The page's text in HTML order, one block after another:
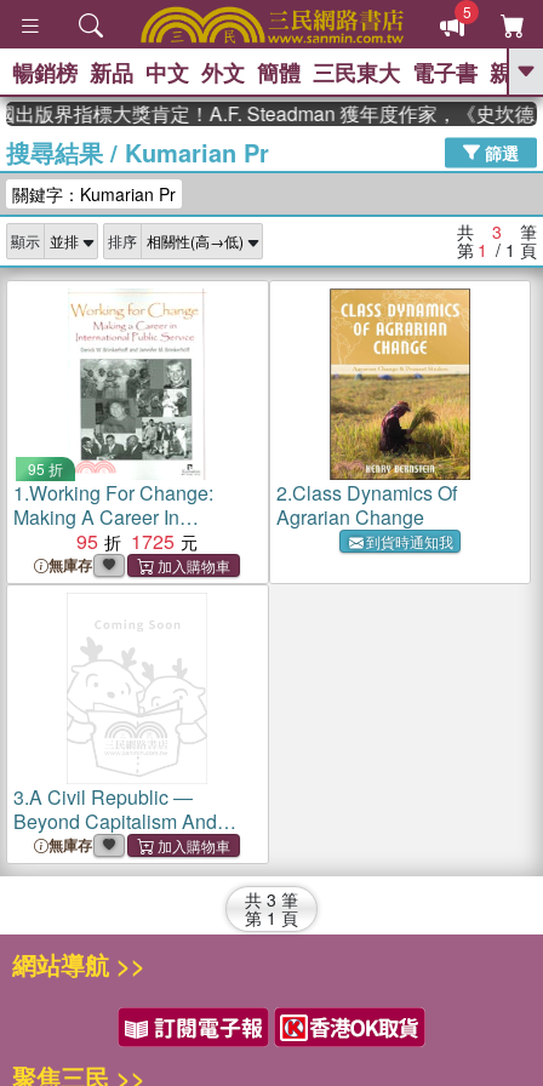
5
GO
熱搜： 高希均教授回憶錄
、 The Odyssey 、 父親節 、 如果歷
獎 臺灣漫遊錄 、 方念華 、 台灣的李
登輝時代
數學女孩：黎曼猜想 、
偉大的迷走神經
暢銷榜 新品 中文 外文 簡體 三民東大 電子書 親子
版界指標大獎肯定！A.F. Steadman 獲年度作家，《史坎德
搜尋結果/ Kumarian Pr
篩選
關鍵字：Kumarian Pr
顯示 排序 共 3 筆
第 1 / 1 頁
95 折
1.Working For Change:
Making A Career In
International Public Service
95 1725
無庫存
2.Class Dynamics Of
Agrarian Change
到貨時通知我
3.A Civil Republic ―
Beyond Capitalism And
Nationalism
無庫存
共 3 筆
第 1 頁
網站導航 >>
聚焦三民 >>